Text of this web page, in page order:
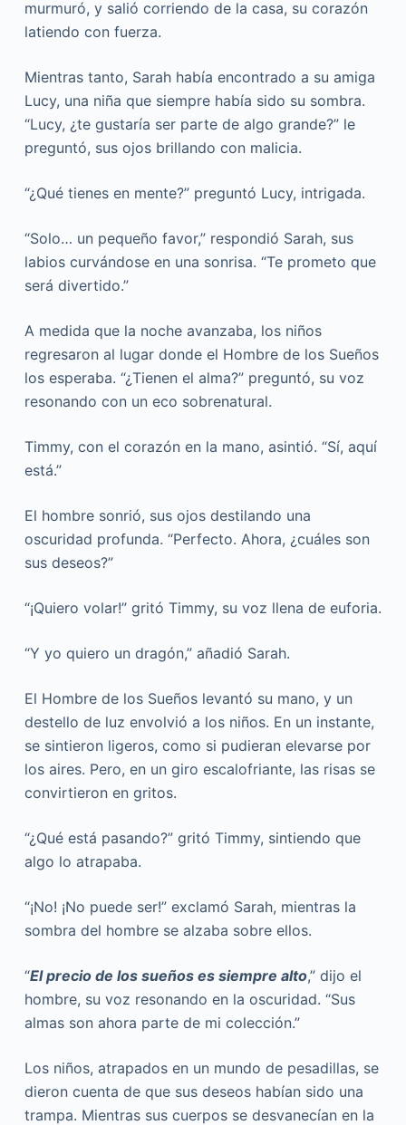
murmuró, y salió corriendo de la casa, su corazón
latiendo con fuerza.
Mientras tanto, Sarah había encontrado a su amiga
Lucy, una niña que siempre había sido su sombra.
“Lucy, ¿te gustaría ser parte de algo grande?” le
preguntó, sus ojos brillando con malicia.
“¿Qué tienes en mente?” preguntó Lucy, intrigada.
“Solo… un pequeño favor,” respondió Sarah, sus
labios curvándose en una sonrisa. “Te prometo que
será divertido.”
A medida que la noche avanzaba, los niños
regresaron al lugar donde el Hombre de los Sueños
los esperaba. “¿Tienen el alma?” preguntó, su voz
resonando con un eco sobrenatural.
Timmy, con el corazón en la mano, asintió. “Sí, aquí
está.”
El hombre sonrió, sus ojos destilando una
oscuridad profunda. “Perfecto. Ahora, ¿cuáles son
sus deseos?”
“¡Quiero volar!” gritó Timmy, su voz llena de euforia.
“Y yo quiero un dragón,” añadió Sarah.
El Hombre de los Sueños levantó su mano, y un
destello de luz envolvió a los niños. En un instante,
se sintieron ligeros, como si pudieran elevarse por
los aires. Pero, en un giro escalofriante, las risas se
convirtieron en gritos.
“¿Qué está pasando?” gritó Timmy, sintiendo que
algo lo atrapaba.
“¡No! ¡No puede ser!” exclamó Sarah, mientras la
sombra del hombre se alzaba sobre ellos.
“El precio de los sueños es siempre alto,” dijo el
hombre, su voz resonando en la oscuridad. “Sus
almas son ahora parte de mi colección.”
Los niños, atrapados en un mundo de pesadillas, se
dieron cuenta de que sus deseos habían sido una
trampa. Mientras sus cuerpos se desvanecían en la